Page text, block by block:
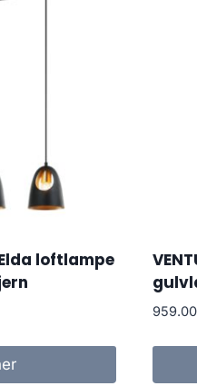
Elda loftlampe
959.00